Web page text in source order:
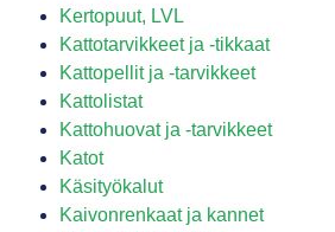
Kertopuut, LVL
Kattotarvikkeet ja -tikkaat
Kattopellit ja -tarvikkeet
Kattolistat
Kattohuovat ja -tarvikkeet
Katot
Käsityökalut
Kaivonrenkaat ja kannet